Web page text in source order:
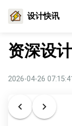
设计快讯
资深设
2026-04-26 07:15:41